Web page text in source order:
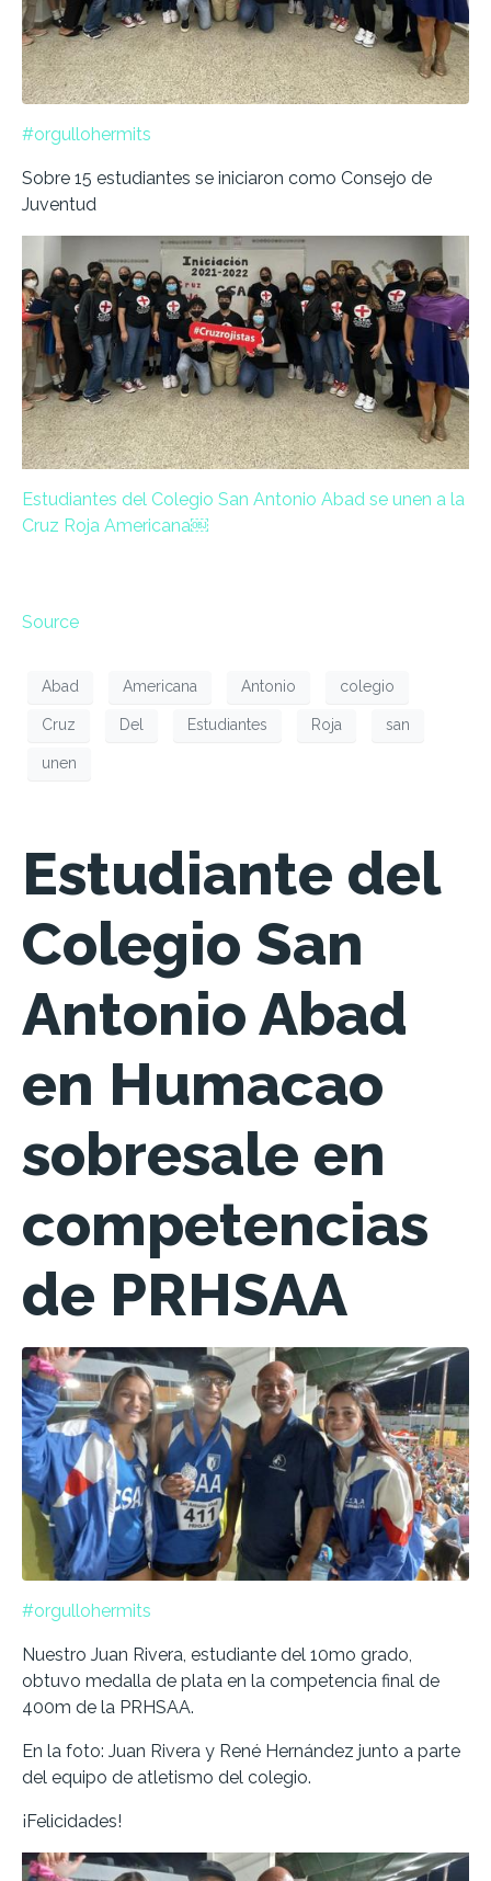
#orgullohermits
Sobre 15 estudiantes se iniciaron como Consejo de
Juventud
Estudiantes del Colegio San Antonio Abad se unen a la
Cruz Roja Americana￼
Source
Abad Americana Antonio colegio
Cruz Del Estudiantes Roja san
unen
Estudiante del
Colegio San
Antonio Abad
en Humacao
sobresale en
competencias
de PRHSAA
#orgullohermits
Nuestro Juan Rivera, estudiante del 10mo grado,
obtuvo medalla de plata en la competencia final de
400m de la PRHSAA.
En la foto: Juan Rivera y René Hernández junto a parte
del equipo de atletismo del colegio.
¡Felicidades!